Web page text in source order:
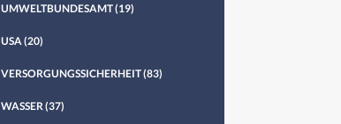
UMWELTBUNDESAMT(19)
USA (20)
VERSORGUNGSSICHERHEIT(83)
WASSER (37)